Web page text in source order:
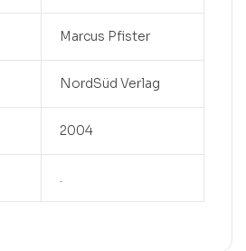
Marcus Pfister
NordSüd Verlag
2004
.